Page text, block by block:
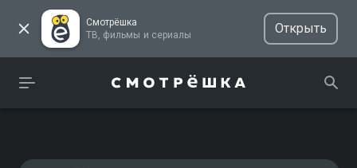
Смотрёшка
ТВ, фильмы и сериалы
Открыть